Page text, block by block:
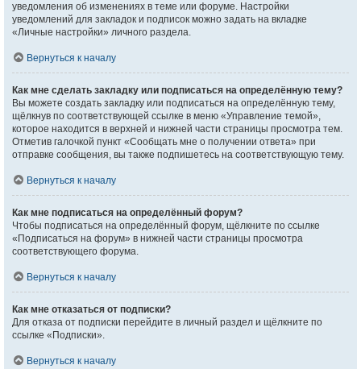
уведомления об изменениях в теме или форуме. Настройки
уведомлений для закладок и подписок можно задать на вкладке
«Личные настройки» личного раздела.
Вернуться к началу
Как мне сделать закладку или подписаться на определённую тему?
Вы можете создать закладку или подписаться на определённую тему,
щёлкнув по соответствующей ссылке в меню «Управление темой»,
которое находится в верхней и нижней части страницы просмотра тем.
Отметив галочкой пункт «Сообщать мне о получении ответа» при
отправке сообщения, вы также подпишетесь на соответствующую тему.
Вернуться к началу
Как мне подписаться на определённый форум?
Чтобы подписаться на определённый форум, щёлкните по ссылке
«Подписаться на форум» в нижней части страницы просмотра
соответствующего форума.
Вернуться к началу
Как мне отказаться от подписки?
Для отказа от подписки перейдите в личный раздел и щёлкните по
ссылке «Подписки».
Вернуться к началу